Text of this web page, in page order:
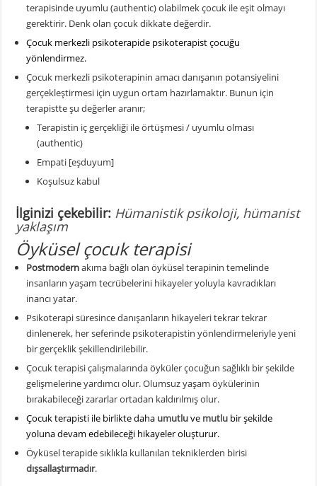
terapisinde uyumlu (authentic) olabilmek çocuk ile eşit olmayı
gerektirir. Denk olan çocuk dikkate değerdir.
Çocuk merkezli psikoterapide psikoterapist çocuğu
yönlendirmez.
Çocuk merkezli psikoterapinin amacı danışanın potansiyelini
gerçekleştirmesi için uygun ortam hazırlamaktır. Bunun için
terapistte şu değerler aranır;
Terapistin iç gerçekliği ile örtüşmesi / uyumlu olması
(authentic)
Empati [eşduyum]
Koşulsuz kabul
İlginizi çekebilir: Hümanistik psikoloji, hümanist
yaklaşım
Öyküsel çocuk terapisi
Postmodernakıma bağlı olan öyküsel terapinin temelinde
insanların yaşam tecrübelerini hikayeler yoluyla kavradıkları
inancı yatar.
Psikoterapi süresince danışanların hikayeleri tekrar tekrar
dinlenerek, her seferinde psikoterapistin yönlendirmeleriyle yeni
bir gerçeklik şekillendirilebilir.
Çocuk terapisi çalışmalarında öyküler çocuğun sağlıklı bir şekilde
gelişmelerine yardımcı olur. Olumsuz yaşam öykülerinin
bırakabileceği zararlar ortadan kaldırılmış olur.
Çocuk terapisti ile birlikte daha umutluve mutlu bir şekilde
yoluna devam edebileceği hikayeler oluşturur.
Öyküsel terapide sıklıkla kullanılan tekniklerden birisi
dışsallaştırmadır.